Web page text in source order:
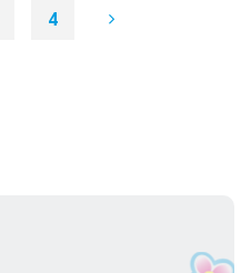
4